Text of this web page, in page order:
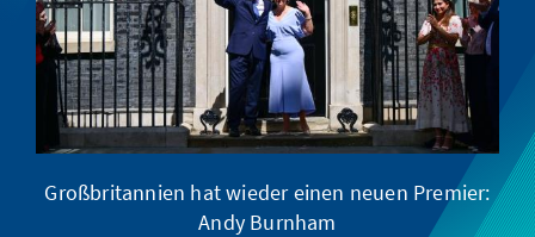
Großbritannien hat wieder einen neuen Premier:
Andy Burnham